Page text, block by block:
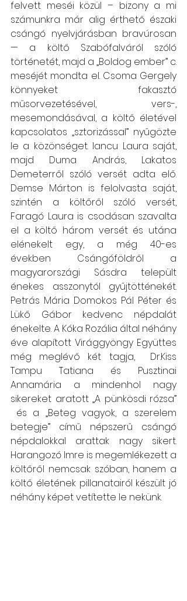
felvett meséi közül – bizony a mi
számunkra már alig érthető északi
csángó nyelvjárásban bravúrosan
— a költő Szabófalváról szóló
történetét, majd a „Boldog ember” c.
meséjét mondta el. Csoma Gergely
könnyeket fakasztó
műsorvezetésével, vers-,
mesemondásával, a költő életével
kapcsolatos „sztorizással” nyűgözte
le a közönséget. Iancu Laura saját,
majd Duma András, Lakatos
Demeterről szóló versét adta elő.
Demse Márton is felolvasta saját,
szintén a költőről szóló versét,
Faragó Laura is csodásan szavalta
el a költő három versét és utána
elénekelt egy, a még 40-es
években Csángóföldről a
magyarországi Sásdra települt
énekes asszonytól gyűjtötténekét.
Petrás Mária Domokos Pál Péter és
Lükő Gábor kedvenc népdalát
énekelte. A Kóka Rozália által néhány
éve alapított Virággyöngy Együttes
még meglévő két tagja,  Dr.Kiss
Tampu Tatiana és Pusztinai
Annamária a mindenhol nagy
sikereket aratott „A pünkösdi rózsa”
és a „Beteg vagyok, a szerelem
betegje” című népszerű csángó
népdalokkal arattak nagy sikert.
Harangozó Imre is megemlékezett a
költőről nemcsak szóban, hanem a
költő életének pillanatairól készült jó
néhány képet vetítette le nekünk.